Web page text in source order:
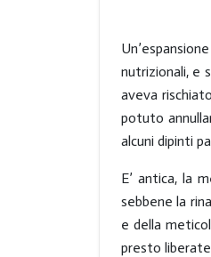
Un’espansione
nutrizionali, e
aveva
potuto
alcuni dipinti
E’ antica, la
sebbene la
e della
presto